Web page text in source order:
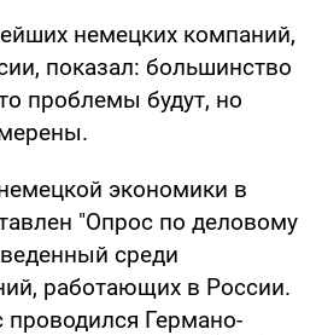
немецких компаний,
показал: большинство
проблемы будут, но
экономики в
"Опрос по деловому
среди
работающих в России.
Германо-